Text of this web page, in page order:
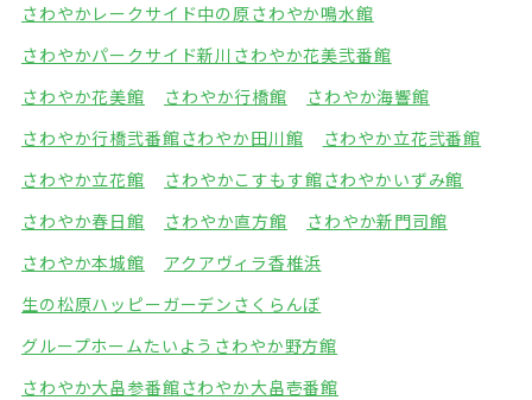
さわやかレークサイド中の原さわやか鳴水館
さわやかパークサイド新川 さわやか花美弐番館
さわやか花美館
さわやか行橋館
さわやか海響館
さわやか行橋弐番館さわやか田川館
さわやか立花弐番館
さわやか立花館
さわやかこすもす館さわやかいずみ館
さわやか春日館
さわやか直方館
さわやか新門司館
さわやか本城館
アクアヴィラ香椎浜
生の松原ハッピーガーデン さくらんぼ
グループホームたいよう さわやか野方館
さわやか大畠参番館さわやか大畠壱番館